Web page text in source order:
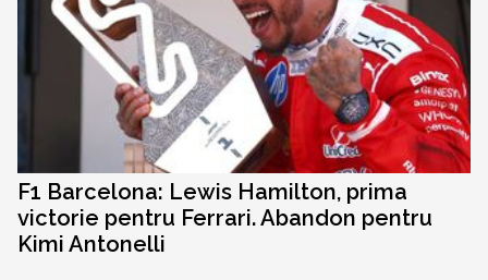
F1 Barcelona: Lewis Hamilton, prima
victorie pentru Ferrari. Abandon pentru
Kimi Antonelli